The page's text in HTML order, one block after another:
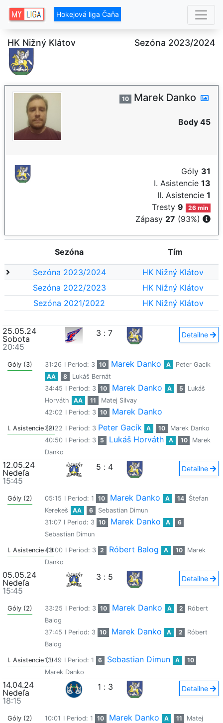
Hokejová liga Čaňa
HK Nižný Klátov Sezóna 2023/2024
10 Marek Danko
Body 45
Góly 31
I. Asistencie 13
II. Asistencie 1
Tresty9 26 min
Zápasy 27 (93%)
Sezóna Tím
Sezóna 2023/2024
HK Nižný Klátov
Sezóna 2022/2023
HK Nižný Klátov
Sezóna 2021/2022
HK Nižný Klátov
25.05.24
Sobota
20:45
3 : 7 Detailne
Góly (3) 31:26 I Period: 3 10 Marek Danko A
Peter Gacík
AA
8
Lukáš Bernát
34:45 I Period: 3 10 Marek Danko A 5
Lukáš
Horváth
AA 11
Matej Silvay
42:02 I Period: 3 10 Marek Danko
I. Asistencie (2)38:22 I Period: 3 Peter Gacík A 10
Marek Danko
40:50 I Period: 3 5 Lukáš Horváth A 10
Marek
Danko
12.05.24
Nedeľa
15:45
5 : 4 Detailne
Góly (2) 05:15 I Period: 1 10 Marek Danko A 14
Štefan
Kerekeš
AA 6
Sebastian Dimun
31:07 I Period: 3 10 Marek Danko A
6
Sebastian Dimun
I. Asistencie (1)43:00 I Period: 3 2 Róbert Balog A 10
Marek
Danko
05.05.24
Nedeľa
15:45
3 : 5 Detailne
Góly (2) 33:25 I Period: 3 10 Marek Danko A 2
Róbert
Balog
37:45 I Period: 3 10 Marek Danko A 2
Róbert
Balog
I. Asistencie (1)13:49 I Period: 1 6 Sebastian Dimun A
10
Marek Danko
14.04.24
Nedeľa
18:15
1 : 3 Detailne
Góly (2) 10:01 I Period: 1 10 Marek Danko A 11
Matej